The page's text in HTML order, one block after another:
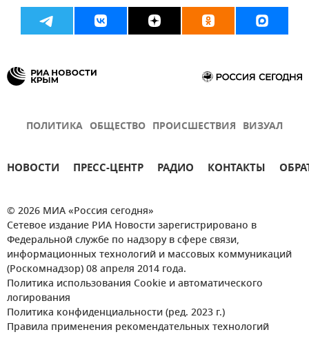
ПОЛИТИКА ОБЩЕСТВО ПРОИСШЕСТВИЯ ВИЗУАЛ
НОВОСТИ ПРЕСС-ЦЕНТР РАДИО КОНТАКТЫ
© 2026 МИА «Россия сегодня»
Сетевое издание РИА Новости зарегистрировано в
Федеральной службе по надзору в сфере связи,
информационных технологий и массовых коммуникаций
(Роскомнадзор) 08 апреля 2014 года.
Политика использования Cookie и автоматического
логирования
Политика конфиденциальности (ред. 2023 г.)
Правила применения рекомендательных технологий